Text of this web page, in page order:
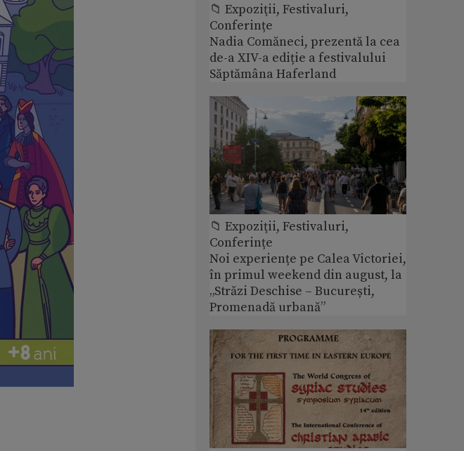
📁 Expoziţii, Festivaluri,
Conferințe
Nadia Comăneci, prezentă la cea
de-a XIV-a ediție a festivalului
Săptămâna Haferland
📁 Expoziţii, Festivaluri,
Conferințe
Noi experiențe pe Calea Victoriei,
în primul weekend din august, la
„Străzi Deschise – București,
Promenadă urbană”